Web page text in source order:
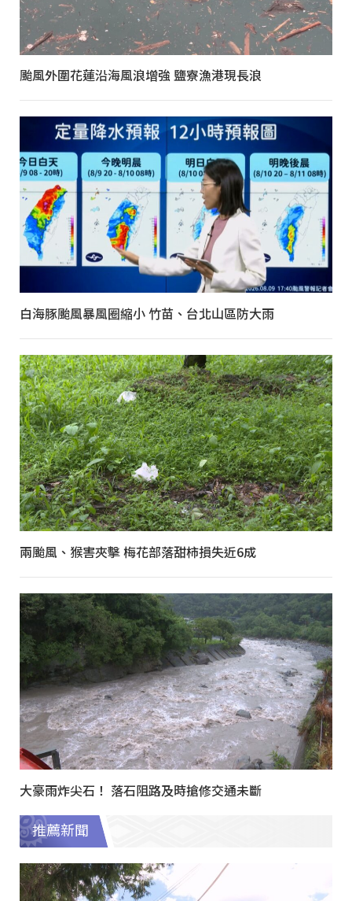
颱風外圍花蓮沿海風浪增強 鹽寮漁港現長浪
白海豚颱風暴風圈縮小 竹苗、台北山區防大雨
兩颱風、猴害夾擊 梅花部落甜柿損失近6成
大豪雨炸尖石！ 落石阻路及時搶修交通未斷
推薦新聞